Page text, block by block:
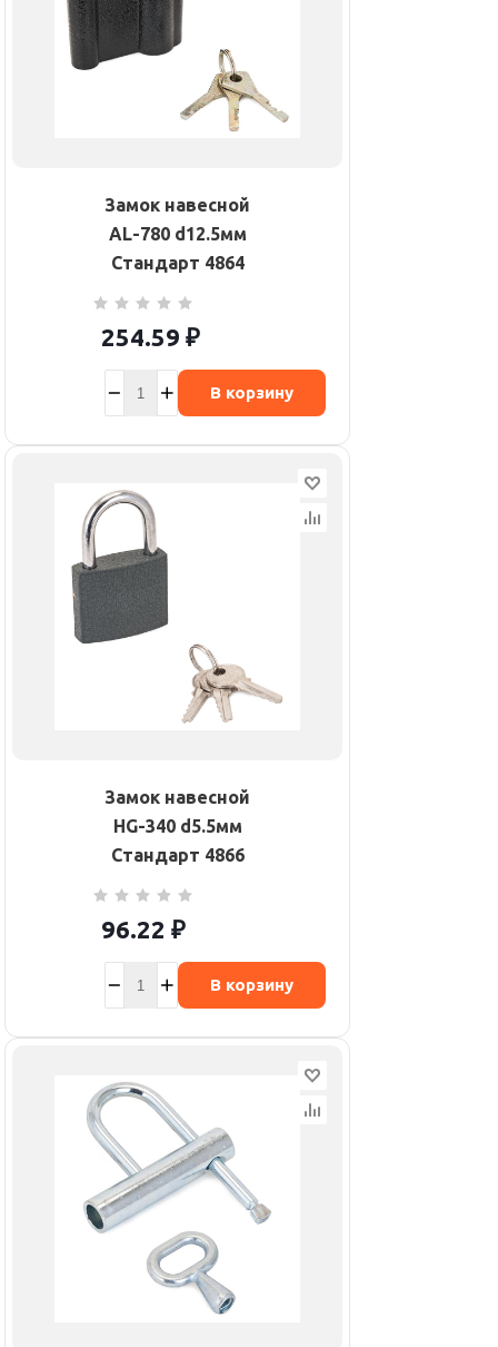
Замок навесной
AL-780 d12.5мм
Стандарт 4864
254.59 ₽
В корзину
Замок навесной
HG-340 d5.5мм
Стандарт 4866
96.22 ₽
В корзину